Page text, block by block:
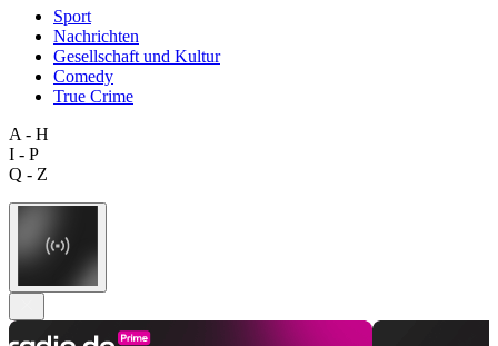
Sport
Nachrichten
Gesellschaft und Kultur
Comedy
True Crime
A - H
I - P
Q - Z